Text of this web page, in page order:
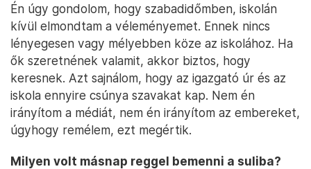
Én úgy gondolom, hogy szabadidőmben, iskolán
kívül elmondtam a véleményemet. Ennek nincs
lényegesen vagy mélyebben köze az iskolához. Ha
ők szeretnének valamit, akkor biztos, hogy
keresnek. Azt sajnálom, hogy az igazgató úr és az
iskola ennyire csúnya szavakat kap. Nem én
irányítom a médiát, nem én irányítom az embereket,
úgyhogy remélem, ezt megértik.
Milyen volt másnap reggel bemenni a suliba?